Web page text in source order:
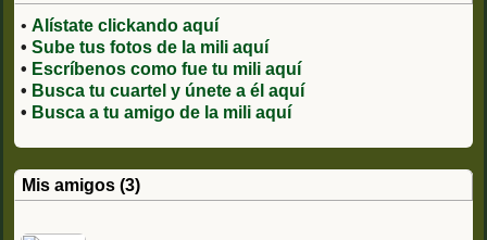
• Alístate clickando aquí
• Sube tus fotos de la mili aquí
• Escríbenos como fue tu mili aquí
• Busca tu cuartel y únete a él aquí
• Busca a tu amigo de la mili aquí
Mis amigos (3)